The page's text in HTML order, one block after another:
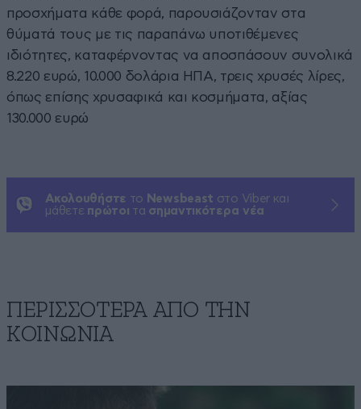
προσχήματα κάθε φορά, παρουσιάζονταν στα
θύματά τους με τις παραπάνω υποτιθέμενες
ιδιότητες, καταφέρνοντας να αποσπάσουν συνολικά
8.220 ευρώ, 10.000 δολάρια ΗΠΑ, τρεις χρυσές λίρες,
όπως επίσης χρυσαφικά και κοσμήματα, αξίας
130.000 ευρώ
Ακολουθήστε το Newsbeast στο Viber και
μάθετε πρώτοι τα σημαντικότερα νέα
ΠΕΡΙΣΣΟΤΕΡΑ ΑΠΟ ΤΗΝ
ΚΟΙΝΩΝΙΑ